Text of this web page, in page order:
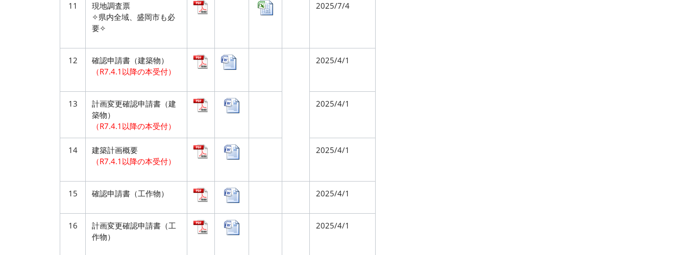
11
現地調査票
✧県内全域、盛岡市も必
要✧
2025/7/4
12
確認申請書（建築物）
（R7.4.1以降の本受付）
2025/4/1
13
計画変更確認申請書（建
築物）
（R7.4.1以降の本受付）
2025/4/1
14
建築計画概要
（R7.4.1以降の本受付）
2025/4/1
15 確認申請書（工作物） 2025/4/1
16
計画変更確認申請書（工
作物）
2025/4/1